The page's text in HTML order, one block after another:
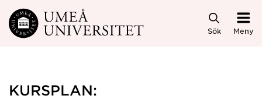
Hoppa direkt till innehållet
Sök Meny
KURSPLAN: